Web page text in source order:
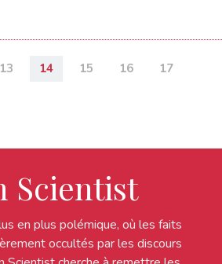
13 14 15 16 17
Scientist
en plus polémique, où les faits
occultés par les discours